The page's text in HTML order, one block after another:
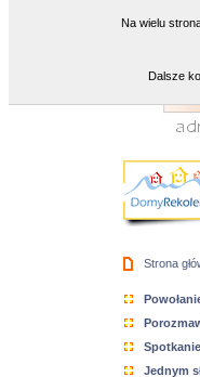
Strona
Jednym
Na wielu
Dalsze